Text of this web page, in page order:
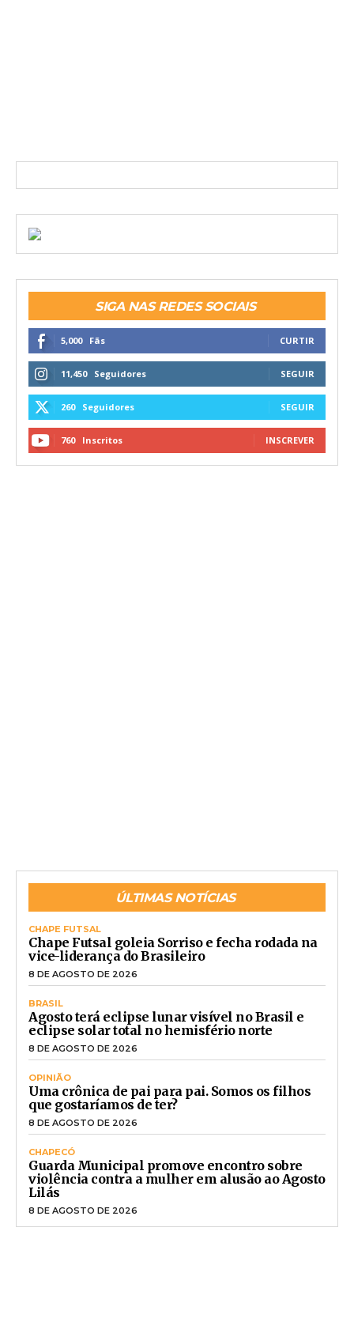
SIGA NAS REDES SOCIAIS
5,000 Fãs CURTIR
11,450 Seguidores SEGUIR
260 Seguidores SEGUIR
760 Inscritos INSCREVER
ÚLTIMAS NOTÍCIAS
CHAPE FUTSAL
Chape Futsal goleia Sorriso e fecha rodada na
vice-liderança do Brasileiro
8 DE AGOSTO DE 2026
BRASIL
Agosto terá eclipse lunar visível no Brasil e
eclipse solar total no hemisfério norte
8 DE AGOSTO DE 2026
OPINIÃO
Uma crônica de pai para pai. Somos os filhos
que gostaríamos de ter?
8 DE AGOSTO DE 2026
CHAPECÓ
Guarda Municipal promove encontro sobre
violência contra a mulher em alusão ao Agosto
Lilás
8 DE AGOSTO DE 2026